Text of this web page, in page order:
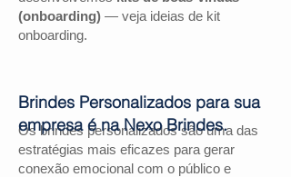
(onboarding) — veja ideias de kit
onboarding.
Os brindes personalizados são uma das
estratégias mais eficazes para gerar
conexão emocional com o público e
Brindes Personalizados para sua
empresa é na Nexo Brindes.